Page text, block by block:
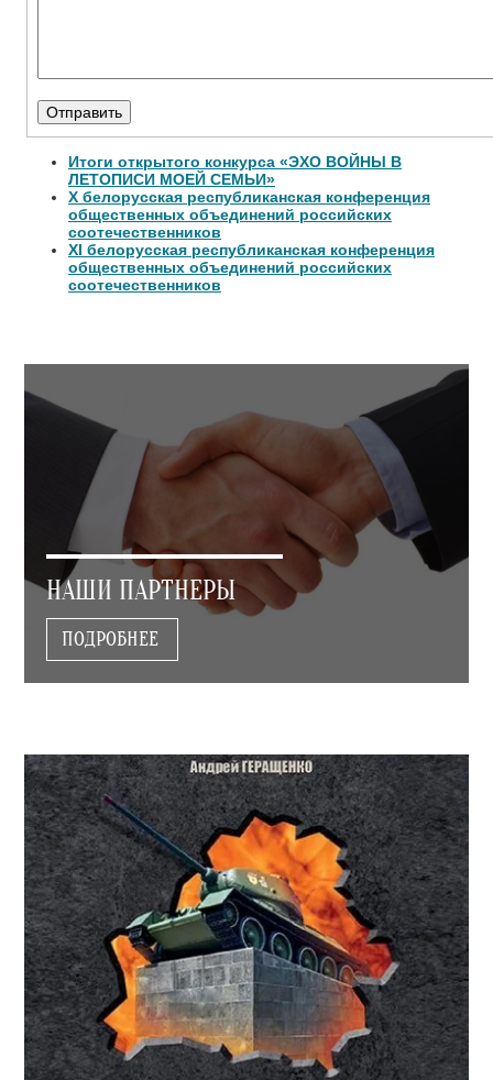
Итоги открытого конкурса «ЭХО ВОЙНЫ В
ЛЕТОПИСИ МОЕЙ СЕМЬИ»
Х белорусская республиканская конференция
общественных объединений российских
соотечественников
XI белорусская республиканская конференция
общественных объединений российских
соотечественников
НАШИ ПАРТНЕРЫ
ПОДРОБНЕЕ